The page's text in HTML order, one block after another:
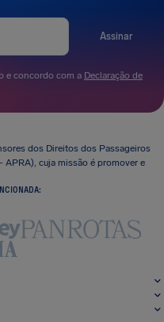
Assinar
e concordo com a Declaração de
dos Direitos dos Passageiros
cuja missão é promover e